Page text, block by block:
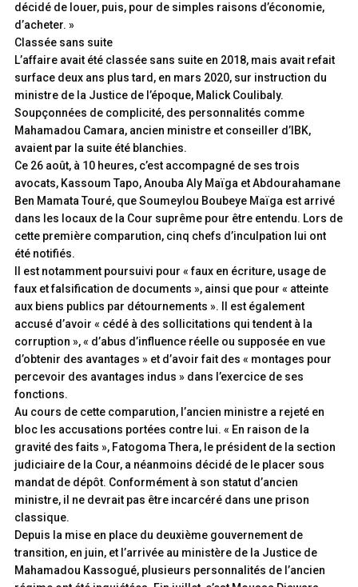
décidé de louer, puis, pour de simples raisons d’économie,
d’acheter. »
Classée sans suite
L’affaire avait été classée sans suite en 2018, mais avait refait
surface deux ans plus tard, en mars 2020, sur instruction du
ministre de la Justice de l’époque, Malick Coulibaly.
Soupçonnées de complicité, des personnalités comme
Mahamadou Camara, ancien ministre et conseiller d’IBK,
avaient par la suite été blanchies.
Ce 26 août, à 10 heures, c’est accompagné de ses trois
avocats, Kassoum Tapo, Anouba Aly Maïga et Abdourahamane
Ben Mamata Touré, que Soumeylou Boubeye Maïga est arrivé
dans les locaux de la Cour suprême pour être entendu. Lors de
cette première comparution, cinq chefs d’inculpation lui ont
été notifiés.
Il est notamment poursuivi pour « faux en écriture, usage de
faux et falsification de documents », ainsi que pour « atteinte
aux biens publics par détournements ». Il est également
accusé d’avoir « cédé à des sollicitations qui tendent à la
corruption », « d’abus d’influence réelle ou supposée en vue
d’obtenir des avantages » et d’avoir fait des « montages pour
percevoir des avantages indus » dans l’exercice de ses
fonctions.
Au cours de cette comparution, l’ancien ministre a rejeté en
bloc les accusations portées contre lui. « En raison de la
gravité des faits », Fatogoma Thera, le président de la section
judiciaire de la Cour, a néanmoins décidé de le placer sous
mandat de dépôt. Conformément à son statut d’ancien
ministre, il ne devrait pas être incarcéré dans une prison
classique.
Depuis la mise en place du deuxième gouvernement de
transition, en juin, et l’arrivée au ministère de la Justice de
Mahamadou Kassogué, plusieurs personnalités de l’ancien